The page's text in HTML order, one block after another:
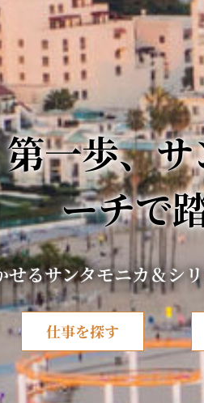
一歩、
ーチで
るサンタモニカ＆シ
仕事を探す